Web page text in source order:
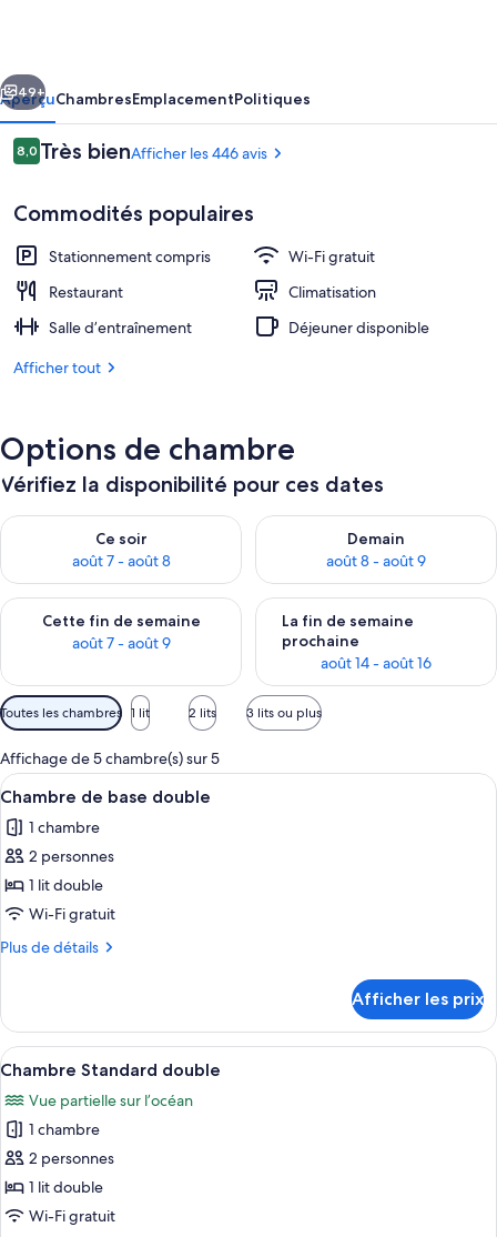
Extérieur
Suivant
49+
AperçuChambresEmplacementPolitiques
Avis
8,08,0 sur 10 –
Très bienAfficher les 446 avis
Commodités populaires
Stationnement compris
Wi-Fi gratuit
Restaurant
Climatisation
Salle d’entraînement
Déjeuner disponible
Afficher tout
Options de chambre
Vérifiez la disponibilité pour ces dates
Ce soir
août 7 - août 8
Vérifier la disponibilité pour ce soir août 7 - août 8
Demain
août 8 - août 9
Vérifier la disponibilité pour
Cette fin de semaine
août 7 - août 9
Vérifier la disponibilité pour cette fin de semaine août 7 -
La fin de semaine
prochaine
août 14 - août 16
Vérifier la disponibilité pour
Filtres
disponibles
pour
les
chambres
Toutes les chambres 1 lit 2 lits 3 lits ou plus
Affichage de 5 chambre(s) sur 5
Afficher
toutes
les
photos
pour
ce
type
Chambre
de
base
double
Une chambre d’hôtel avec un lit,
2
Chambre de base double
1 chambre
2 personnes
1 lit double
Wi-Fi gratuit
Plus de détails
Plus
Chambre
de
base
Afficher les prix
Afficher
toutes
les
photos
pour
ce
type
Chambre Standard double | Lit avec
1
Chambre Standard double
Vue partielle sur l’océan
1 chambre
2 personnes
1 lit double
Wi-Fi gratuit